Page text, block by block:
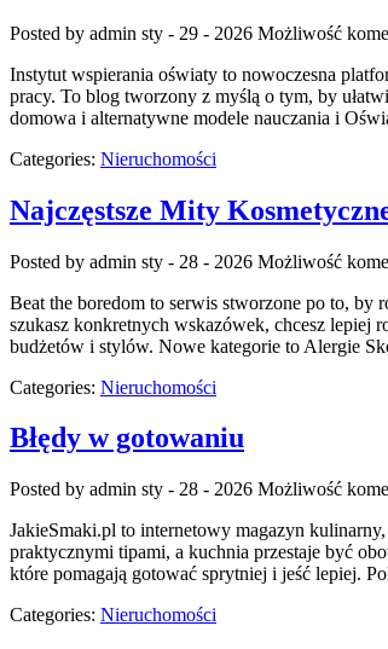
Posted by admin sty - 29 - 2026 Możliwość
Instytut wspierania oświaty to nowoczesna
pracy. To blog tworzony z myślą o tym, by
domowa i alternatywne modele nauczania i
Categories: Nieruchomości
Najczęstsze Mity
Posted by admin sty - 28 - 2026 Możliwość
Beat the boredom to serwis stworzone po to, by
szukasz konkretnych wskazówek, chcesz lepiej
budżetów i stylów. Nowe kategorie to Alergie
Categories: Nieruchomości
Błędy w gotowaniu
Posted by admin sty - 28 - 2026 Możliwość
JakieSmaki.pl to internetowy magazyn
praktycznymi tipami, a kuchnia przestaje być
które pomagają gotować sprytniej i jeść lepiej.
Categories: Nieruchomości